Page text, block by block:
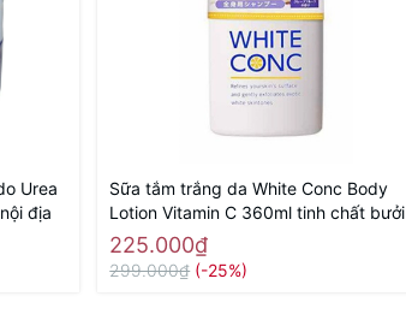
Urea
địa
Sữa tắm trắng da White Conc Body
Lotion Vitamin C 360ml tinh chất bưởi
225.000₫
299.000₫ (-25%)